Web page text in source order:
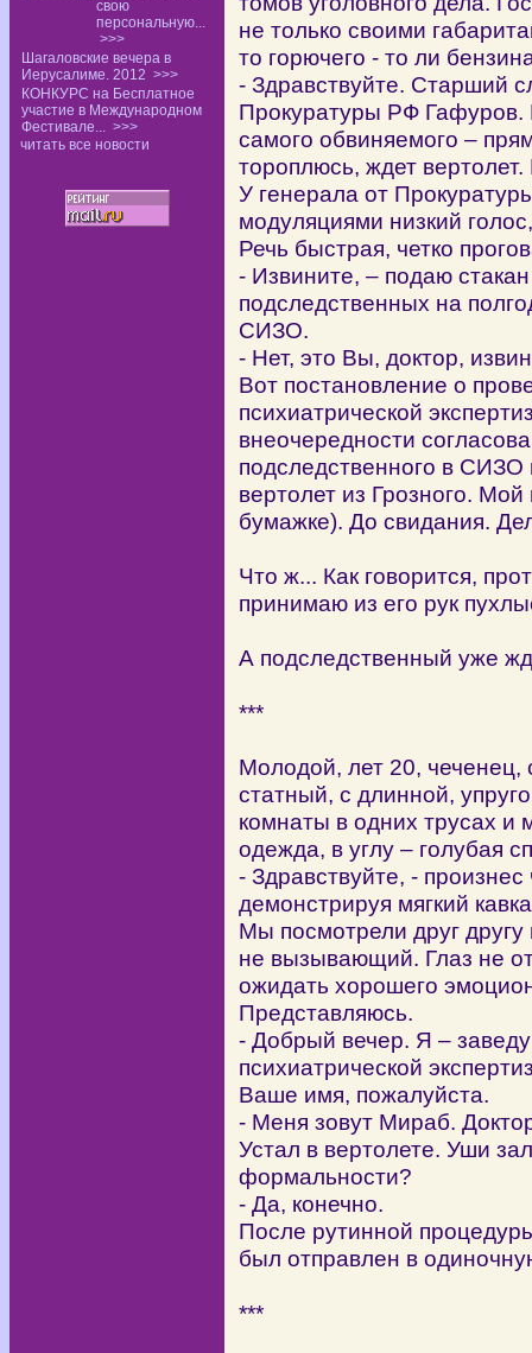
свою
персональную...
>>>
Шагаловские вечера в
Иерусалиме. 2012 >>>
КОНКУРС на Бесплатное
участие в Международном
Фестивале... >>>
читать все новости
не только своими
то горючего - то ли
- Здравствуйте. Старший
Прокуратуры РФ Гафуров.
самого обвиняемого –
тороплюсь, ждет
У генерала от
модуляциями низкий
Речь быстрая, четко
- Извините, – подаю
подследственных на
СИЗО.
- Нет, это Вы, доктор,
Вот постановление о
психиатрической
внеочередности
подследственного в
вертолет из Грозного.
бумажке). До свидания.
Что ж... Как говорится,
принимаю из его рук
А подследственный уже
***
Молодой, лет 20, чеченец,
статный, с длинной,
комнаты в одних трусах и
одежда, в углу – голубая
- Здравствуйте, -
демонстрируя мягкий
Мы посмотрели друг другу
не вызывающий. Глаз не
ожидать хорошего
Представляюсь.
- Добрый вечер. Я –
психиатрической
Ваше имя, пожалуйста.
- Меня зовут Мираб.
Устал в вертолете. Уши
формальности?
- Да, конечно.
После рутинной
был отправлен в
***